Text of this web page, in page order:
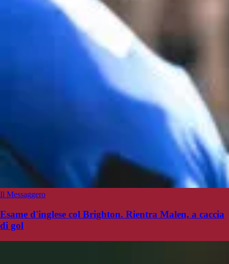
Il Messaggero
Esame d'inglese col Brighton. Rientra Malen, a caccia
di gol